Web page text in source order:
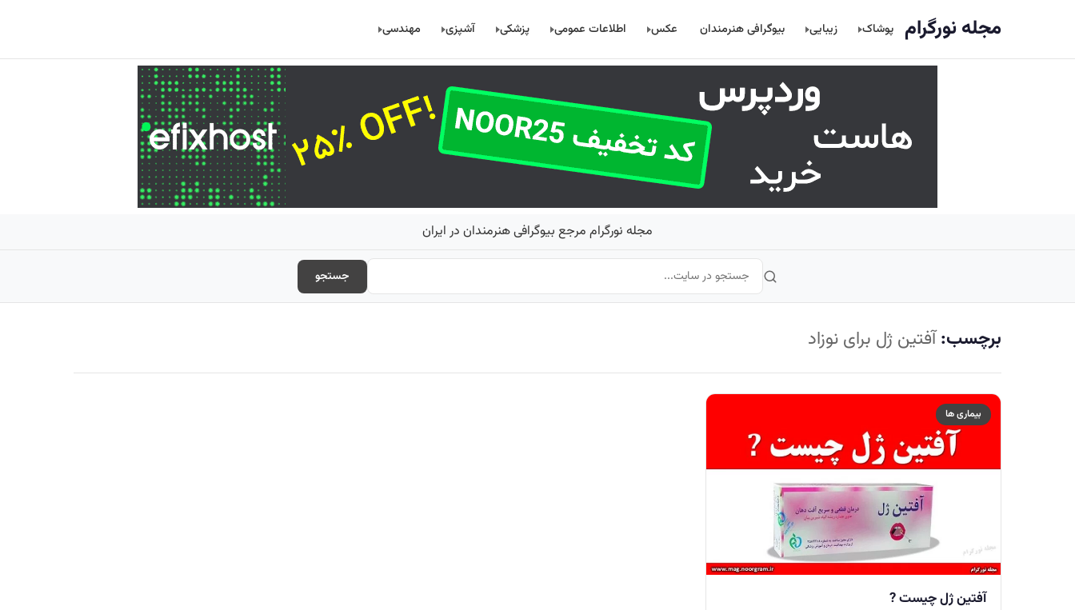
مجله نورگرام پوشاک زیبایی بیوگرافی هنرمندان عکس اطلاعات عمومی پزشکی آشپزی مهندسی
مجله نورگرام مرجع بیوگرافی هنرمندان در ایران
جستجو
برچسب:آفتین ژل برای نوزاد
بیماری ها
آفتین ژل چیست ?